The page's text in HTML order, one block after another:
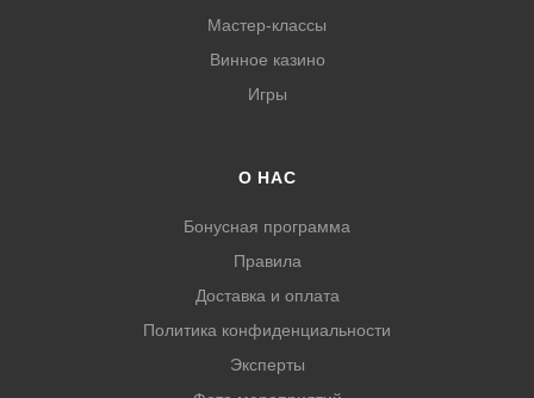
Мастер-классы
Винное казино
Игры
О НАС
Бонусная программа
Правила
Доставка и оплата
Политика конфиденциальности
Эксперты